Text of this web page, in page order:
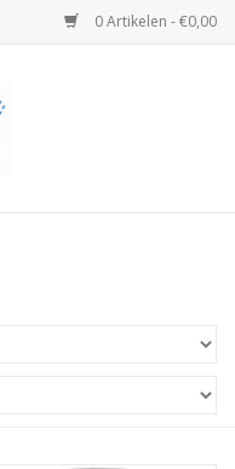
0 Artikelen - €0,00